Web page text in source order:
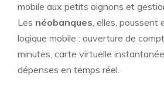
mobile aux petits oignons et
Les néobanques, elles, poussent
logique mobile : ouverture de
minutes, carte virtuelle
dépenses en temps réel.